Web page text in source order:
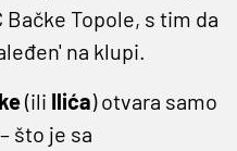
Bačke Topole, s tim da
na klupi.
(ili Ilića) otvara samo
što je sa